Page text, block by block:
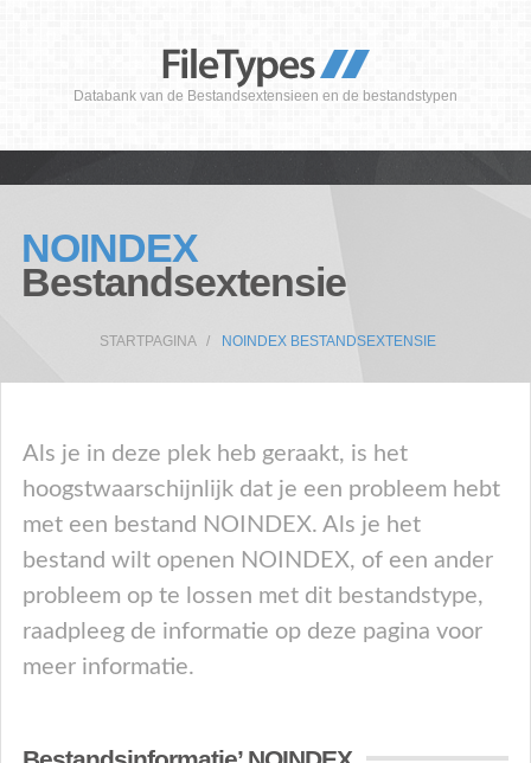
Databank van de Bestandsextensieen en de bestandstypen
NOINDEX
Bestandsextensie
STARTPAGINA NOINDEX BESTANDSEXTENSIE
Als je in deze plek heb geraakt, is het
hoogstwaarschijnlijk dat je een probleem hebt
met een bestand NOINDEX. Als je het
bestand wilt openen NOINDEX, of een ander
probleem op te lossen met dit bestandstype,
raadpleeg de informatie op deze pagina voor
meer informatie.